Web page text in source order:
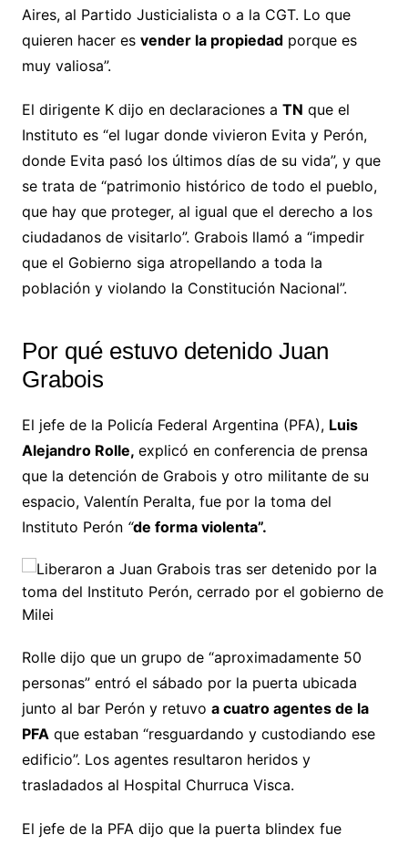
Aires, al Partido Justicialista o a la CGT. Lo que
quieren hacer es vender la propiedadporque es
muy valiosa”.
El dirigente K dijo en declaraciones a TN que el
Instituto es “el lugar donde vivieron Evita y Perón,
donde Evita pasó los últimos días de su vida”, y que
se trata de “patrimonio histórico de todo el pueblo,
que hay que proteger, al igual que el derecho a los
ciudadanos de visitarlo”. Grabois llamó a “impedir
que el Gobierno siga atropellando a toda la
población y violando la Constitución Nacional”.
Por qué estuvo detenido Juan
Grabois
El jefe de la Policía Federal Argentina (PFA), Luis
Alejandro Rolle, explicó en conferencia de prensa
que la detención de Grabois y otro militante de su
espacio, Valentín Peralta, fue por la toma del
Instituto Perón “de forma violenta”.
Rolle dijo que un grupo de “aproximadamente 50
personas” entró el sábado por la puerta ubicada
junto al bar Perón y retuvo a cuatro agentes de la
PFAque estaban “resguardando y custodiando ese
edificio”. Los agentes resultaron heridos y
trasladados al Hospital Churruca Visca.
El jefe de la PFA dijo que la puerta blindex fue